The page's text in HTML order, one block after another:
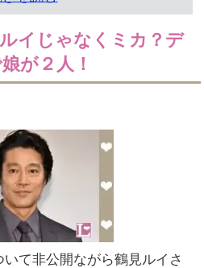
イじゃなくミカ？デ
が２人！
て非公開ながら鶴見ルイさ